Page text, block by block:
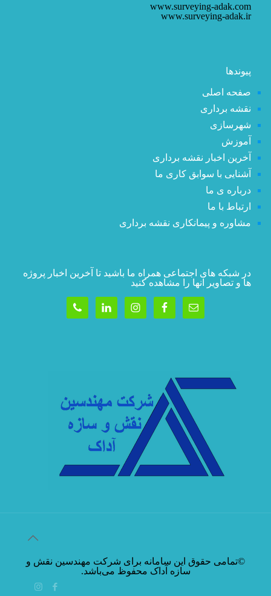
www.surveying-adak.com
www.surveying-adak.ir
پیوندها
صفحه اصلی
نقشه برداری
شهرسازی
آموزش
آخرین اخبار نقشه برداری
آشنایی با سوابق کاری ما
درباره ی ما
ارتباط با ما
مشاوره و پیمانکاری نقشه برداری
در شبکه های اجتماعی همراه ما باشید تا آخرین اخبار پروژه
ها و تصاویر آنها را مشاهده کنید
©تمامی حقوق این سامانه برای شرکت مهندسین نقش و
سازه آداک محفوظ می‌باشد.